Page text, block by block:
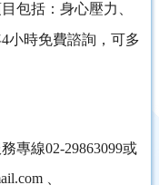
包括：身心壓力、
小時免費諮詢，可多
專線02-29863099或
、